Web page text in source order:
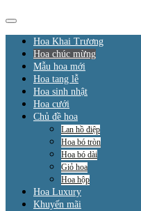
Hoa Khai Trương
Hoa chúc mừng
Mẫu hoa mới
Hoa tang lễ
Hoa sinh nhật
Hoa cưới
Chủ đề hoa
Lan hồ điệp
Hoa bó tròn
Hoa bó dài
Giỏ hoa
Hoa hộp
Hoa Luxury
Khuyến mãi